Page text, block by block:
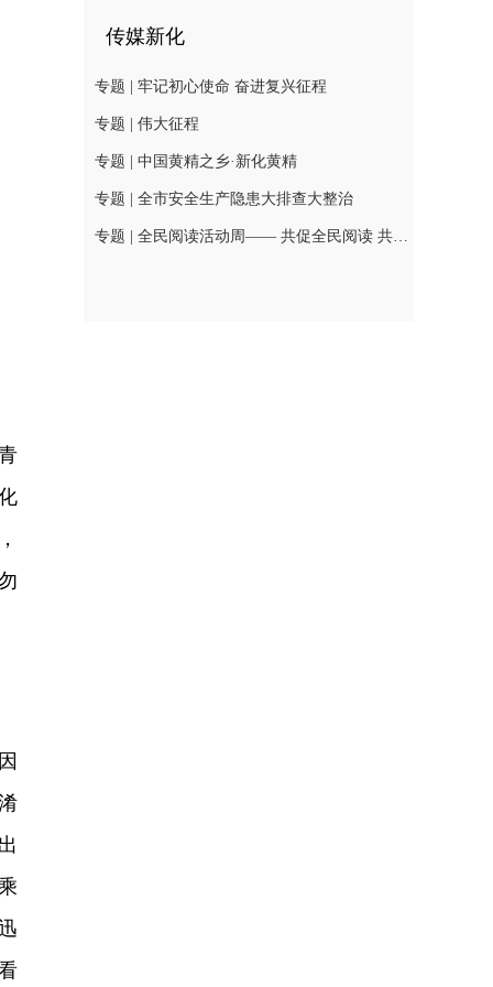
传媒新化
专题 | 牢记初心使命 奋进复兴征程
专题 | 伟大征程
专题 | 中国黄精之乡·新化黄精
专题 | 全市安全生产隐患大排查大整治
专题 | 全民阅读活动周—— 共促全民阅读 共建书香社会